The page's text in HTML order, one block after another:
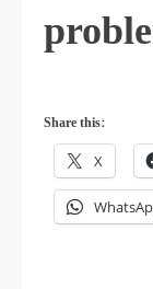
Share this:
X